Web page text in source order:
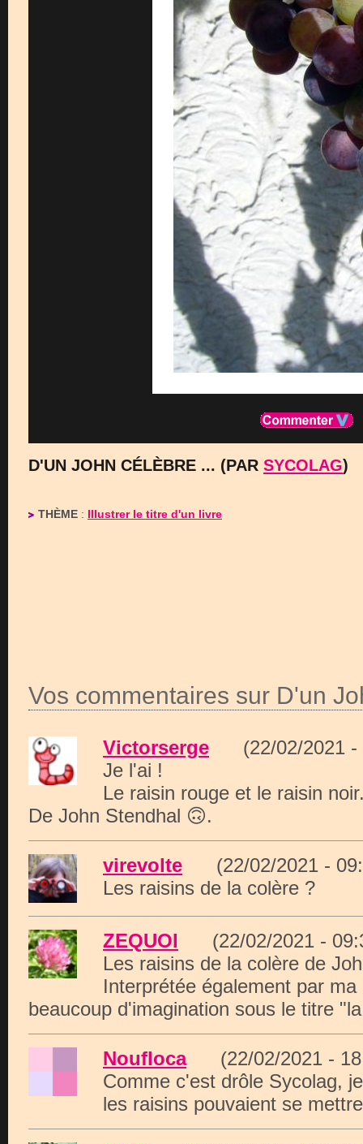
D'UN JOHN CÉLÈBRE ... (PAR SYCOLAG)
THÈME : Illustrer le titre d'un livre
Vos commentaires sur D'un
Victorserge (22/02/2021
Je l'ai !
Le raisin rouge et le raisin
De John Stendhal 🙃.
virevolte (22/02/2021 -
Les raisins de la colère ?
ZEQUOI (22/02/2021 -
Les raisins de la colère de
Interprétée également par
beaucoup d'imagination sous le titre
Noufloca(22/02/2021 -
Comme c'est drôle Sycolag,
les raisins pouvaient se